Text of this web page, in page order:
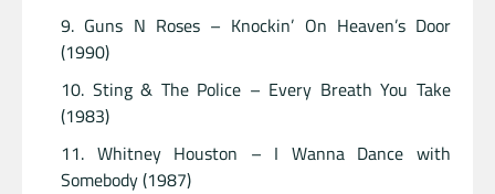
Guns N Roses – Knockin’ On Heaven’s Door
(1990)
Sting & The Police – Every Breath You Take
(1983)
Whitney Houston – I Wanna Dance with
Somebody (1987)